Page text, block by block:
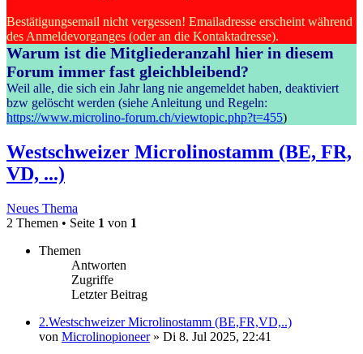
Bestätigungsemail nicht vergessen! Emailadresse erscheint während
des Anmeldevorganges (oder an die Kontaktadresse).
Warum ist die Mitgliederanzahl hier in diesem
Forum immer fast gleichbleibend?
Weil alle, die sich ein Jahr lang nie angemeldet haben, deaktiviert
bzw gelöscht werden (siehe Anleitung und Regeln:
https://www.microlino-forum.ch/viewtopic.php?t=455)
Westschweizer Microlinostamm (BE, FR,
VD, ...)
Neues Thema
2 Themen • Seite 1 von 1
Themen
Antworten
Zugriffe
Letzter Beitrag
2.Westschweizer Microlinostamm (BE,FR,VD,..)
von Microlinopioneer» Di 8. Jul 2025, 22:41